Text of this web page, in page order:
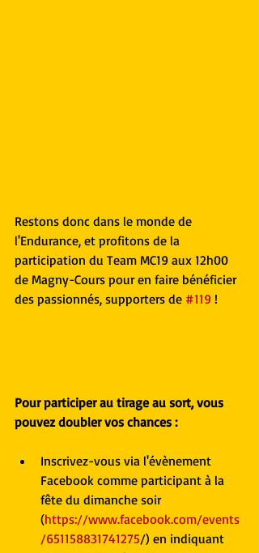
Restons donc dans le monde de
l'Endurance, et profitons de la
participation du Team MC19 aux 12h00
de Magny-Cours pour en faire bénéficier
des passionnés, supporters de #119 !
Pour participer au tirage au sort, vous
pouvez doubler vos chances :
Inscrivez-vous via l'évènement
Facebook comme participant à la
fête du dimanche soir
(https://www.facebook.com/events
/651158831741275/) en indiquant